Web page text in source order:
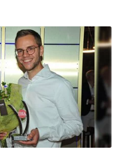
Interessierte Start-up-
ab sofort bewerben.